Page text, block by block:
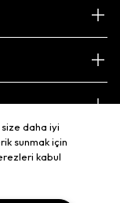
daha iyi
sunmak için
kabul